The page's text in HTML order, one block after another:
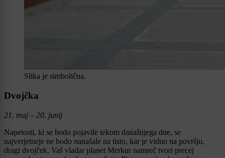
Slika je simbolična.
Dvojčka
21. maj – 20. junij
Napetosti, ki se bodo pojavile tekom današnjega dne, se
najverjetneje ne bodo nanašale na tisto, kar je vidno na površju,
dragi dvojček. Vaš vladar planet Merkur namreč tvori precej